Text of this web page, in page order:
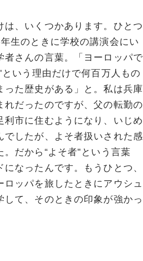
は、いくつかあります。ひとつ
生のときに学校の講演会にい
者さんの言葉。「ヨーロッパで
という理由だけで何百万人もの
った歴史がある」と。私は兵庫
れだったのですが、父の転勤の
利市に住むようになり、いじめ
でしたが、よそ者扱いされた感
。だから“よそ者"という言葉
になったんです。もうひとつ、
ロッパを旅したときにアウシュ
して、そのときの印象が強かっ